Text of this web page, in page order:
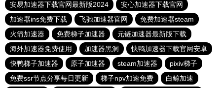
安易加速器下载官网最新版2024
安心加速器下载官网
加速器ins免费下载
飞驰加速器官网
免费加速器steam
火箭加速器
免费梯子加速器
元链加速器最新版下载
海外加速器免费使用
加速器黑洞
快鸭加速器下载官网安卓
快鸭梯子加速器
原子加速器 steam加速器
pixiv梯子
免费ssr节点分享每日更新
梯子npv加速免费 白鲸加速